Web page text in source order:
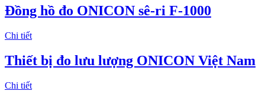
Đồng hồ đo ONICON sê-ri F-1000
Chi tiết
Thiết bị đo lưu lượng ONICON Việt Nam
Chi tiết